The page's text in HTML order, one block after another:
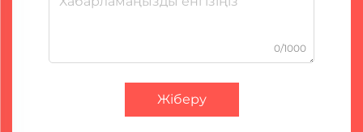
0/1000
Жіберу